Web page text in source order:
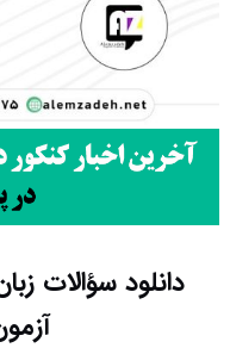
دانلود سؤالات